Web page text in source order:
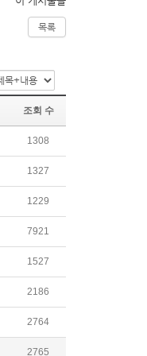
목록
조회 수
1308
1327
1229
7921
1527
2186
2764
2765